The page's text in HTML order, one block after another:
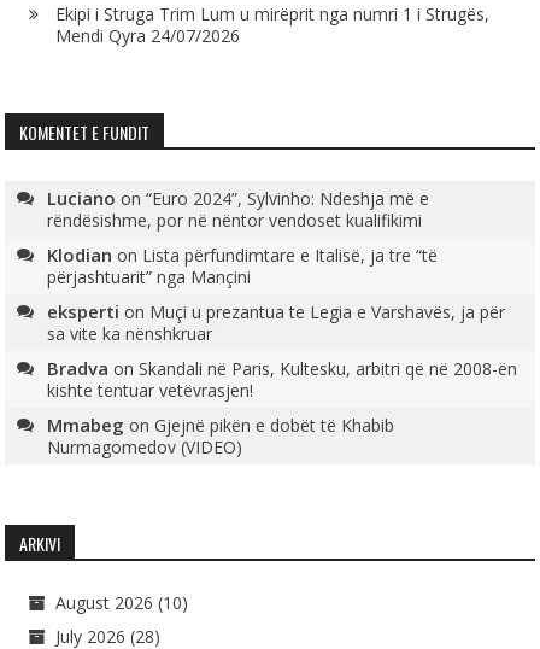
Ekipi i Struga Trim Lum u mirëprit nga numri 1 i Strugës,
Mendi Qyra 24/07/2026
KOMENTET E FUNDIT
Luciano on“Euro 2024”, Sylvinho: Ndeshja më e
rëndësishme, por në nëntor vendoset kualifikimi
Klodian on Lista përfundimtare e Italisë, ja tre “të
përjashtuarit” nga Mançini
eksperti on Muçi u prezantua te Legia e Varshavës, ja për
sa vite ka nënshkruar
Bradva onSkandali në Paris, Kultesku, arbitri që në 2008-ën
kishte tentuar vetëvrasjen!
Mmabeg onGjejnë pikën e dobët të Khabib
Nurmagomedov (VIDEO)
ARKIVI
August 2026 (10)
July 2026 (28)